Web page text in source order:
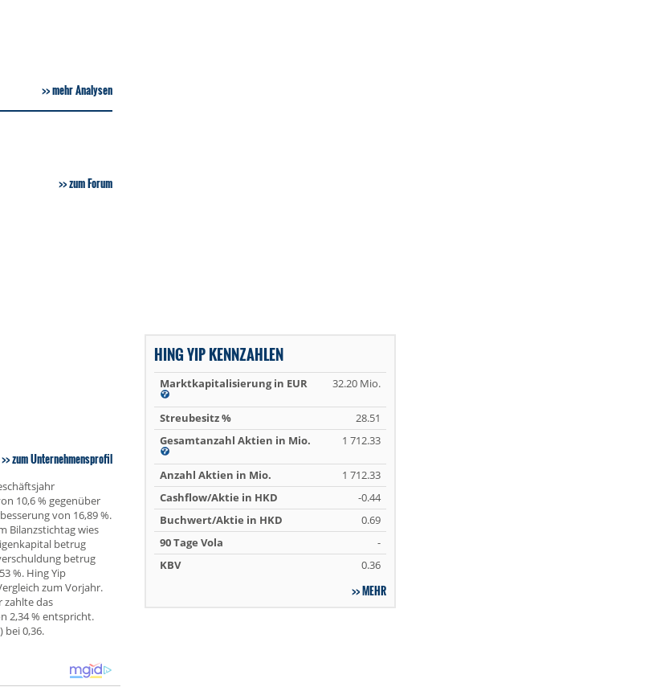
mehr Analysen
zum Forum
zum Unternehmensprofil
10,6 % gegenüber
von 16,89 %.
Bilanzstichtag wies
betrug
betrug
%. Hing Yip
zum Vorjahr.
zahlte das
2,34 % entspricht.
bei 0,36.
HING YIP KENNZAHLEN
Marktkapitalisierung in EUR 32.20 Mio.
Streubesitz %
28.51
Gesamtanzahl Aktien in Mio.
1 712.33
Anzahl Aktien in Mio.
1 712.33
Cashflow/Aktie in HKD
-0.44
Buchwert/Aktie in HKD
0.69
90 Tage Vola
-
KBV
0.36
MEHR